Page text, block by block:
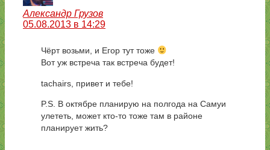
Александр Грузов
05.08.2013 в 14:29
Чёрт возьми, и Егор тут тоже
Вот уж встреча так встреча будет!
tachairs, привет и тебе!
P.S. В октябре планирую на полгода на Самуи
улететь, может кто-то тоже там в районе
планирует жить?